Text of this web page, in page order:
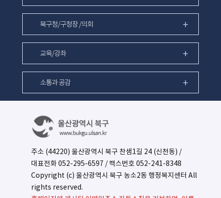
북구청/구청장 /의회
교육/강좌
소통과 공감
주소 (44220) 울산광역시 북구 찬샘1길 24 (신천동) /
대표전화052-295-6597 / 팩스번호 052-241-8348
Copyright (c) 울산광역시 북구 농소2동 행정복지센터 All
rights reserved.